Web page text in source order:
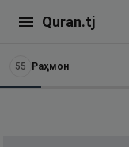
Quran.tj
55 Раҳмон